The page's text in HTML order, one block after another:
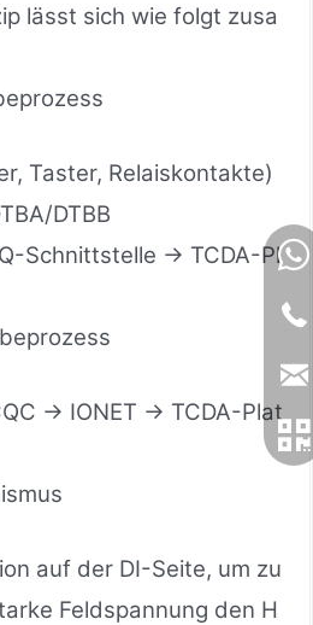
lässt sich wie folgt zusa
Taster, Relaiskontakte)
DTBB
Schnittstelle → TCDA-Pl
→ IONET → TCDA-Plat
auf der DI-Seite, um zu
Feldspannung den H